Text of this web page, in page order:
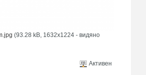
(93.28 kB, 1632x1224 - видяно
Активен